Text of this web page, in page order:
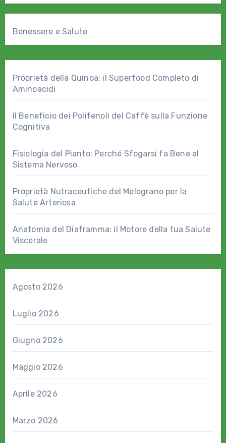
Benessere e Salute
Proprietà della Quinoa: il Superfood Completo di
Aminoacidi
Il Beneficio dei Polifenoli del Caffè sulla Funzione
Cognitiva
Fisiologia del Pianto: Perché Sfogarsi fa Bene al
Sistema Nervoso
Proprietà Nutraceutiche del Melograno per la
Salute Arteriosa
Anatomia del Diaframma: il Motore della tua Salute
Viscerale
Agosto 2026
Luglio 2026
Giugno 2026
Maggio 2026
Aprile 2026
Marzo 2026